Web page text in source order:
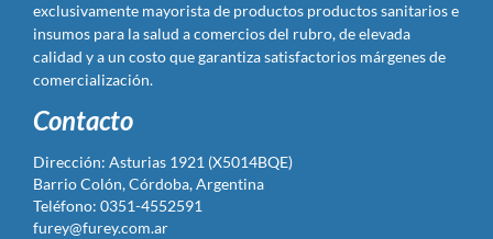
exclusivamente mayorista de productos productos sanitarios e
insumos para la salud a comercios del rubro, de elevada
calidad y a un costo que garantiza satisfactorios márgenes de
comercialización.
Contacto
Dirección: Asturias 1921 (X5014BQE)
Barrio Colón, Córdoba, Argentina
Teléfono: 0351-4552591
furey@furey.com.ar